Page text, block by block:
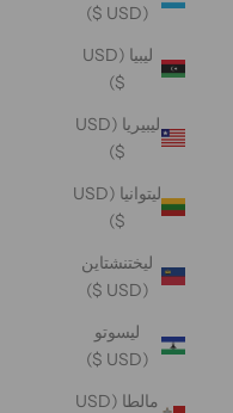
(USD $)
ليبيا (USD
$)
ليبيريا (USD
$)
ليتوانيا (USD
$)
ليختنشتاين
(USD $)
ليسوتو
(USD $)
مالطا (USD